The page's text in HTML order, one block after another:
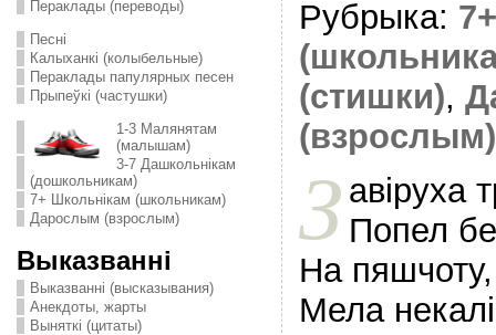
Пераклады (переводы)
Песні
Калыханкі (колыбельные)
Пераклады папулярных песен
Прыпеўкі (частушки)
1-3 Малянятам
(малышам)
3-7 Дашкольнікам
(дошкольникам)
7+ Школьнікам (школьникам)
Дарослым (взрослым)
Выказванні
Выказванні (высказывания)
Анекдоты, жарты
Выняткі (цитаты)
Рубрыка:
(стишки),
(взрослым)
З авiруха
Попел
На
Мела